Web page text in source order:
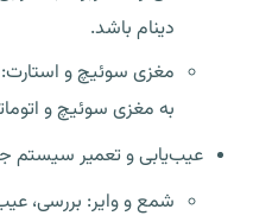
دینام باشد.
مغزی سوئیچ و
به مغزی سوئیچ و
عیب‌یابی و تعمیر سیستم
شمع و وایر: بررسی،